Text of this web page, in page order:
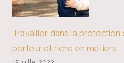
Travailler dans la protection
porteur et riche en métiers